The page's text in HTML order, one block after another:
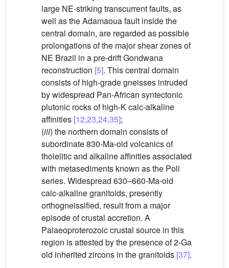
large NE-striking transcurrent faults, as
well as the Adamaoua fault inside the
central domain, are regarded as possible
prolongations of the major shear zones of
NE Brazil in a pre-drift Gondwana
reconstruction [5]. This central domain
consists of high-grade gneisses intruded
by widespread Pan-African syntectonic
plutonic rocks of high-K calc-alkaline
affinities [12,23,24,35];
(iii) the northern domain consists of
subordinate 830-Ma-old volcanics of
tholeiitic and alkaline affinities associated
with metasediments known as the Poli
series. Widespread 630–660-Ma-old
calc-alkaline granitoids, presently
orthogneissified, result from a major
episode of crustal accretion. A
Palaeoproterozoic crustal source in this
region is attested by the presence of 2-Ga
old inherited zircons in the granitoids [37].